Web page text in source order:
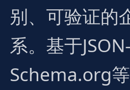
别、可验证的
系。基于JSON-
Schema.org